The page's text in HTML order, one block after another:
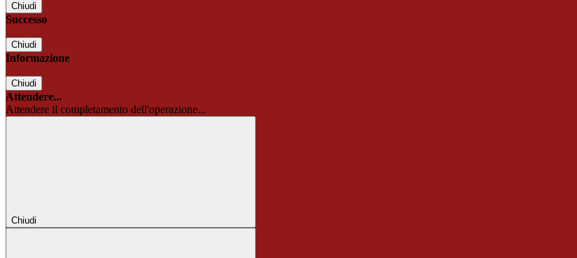
Chiudi
Successo
Chiudi
Informazione
Chiudi
Attendere...
Attendere il completamento dell'operazione...
Chiudi